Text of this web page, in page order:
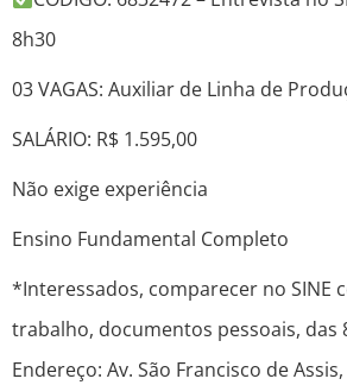
8h30
03 VAGAS: Auxiliar de Linha de
SALÁRIO: R$ 1.595,00
Não exige experiência
Ensino Fundamental Completo
*Interessados, comparecer no SINE
trabalho, documentos pessoais, das
Endereço: Av. São Francisco de